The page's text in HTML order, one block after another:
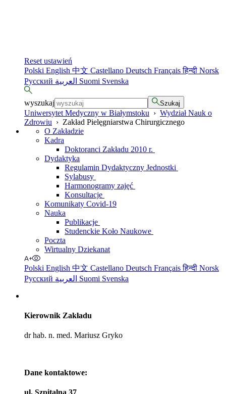
Reset ustawień
Polski English 中文 Castellano Deutsch Françaisहिन्दी Norsk
Русский
Suomi Svenska
wyszukaj Szukaj
Uniwersytet Medyczny w Białymstoku › Wydział Nauk o
Zdrowiu › Zakład Pielęgniarstwa Chirurgicznego
O Zakładzie
Kadra
Doktoranci Zakładu 2010 r.
Dydaktyka
Regulamin Dydaktyczny Jednostki
Sylabusy
Harmonogramy zajęć
Konsultacje
Komunikaty Covid-19
Nauka
Publikacje
Studenckie Koło Naukowe
Poczta
Wirtualny Dziekanat
Polski English 中文 Castellano Deutsch Françaisहिन्दी Norsk
Русский
Suomi Svenska
Kierownik Zakładu
dr hab. n. med. Mariusz Gryko
Dane kontaktowe:
ul. Szpitalna 37